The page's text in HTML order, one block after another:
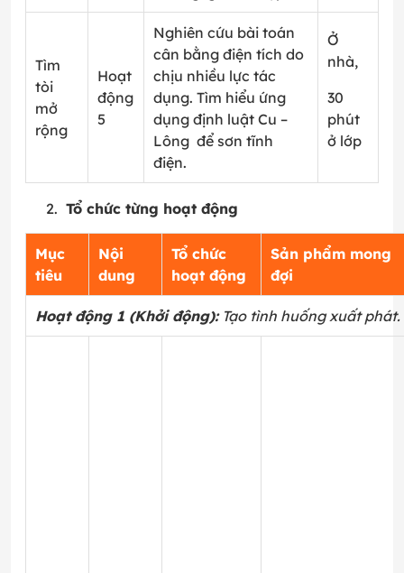
Tìm
tòi
mở
rộng
Hoạt
động
5
Nghiên cứu bài toán
cân bằng điện tích do
chịu nhiều lực tác
dụng. Tìm hiểu ứng
dụng định luật Cu –
Lông để sơn tĩnh
điện.
Ở
nhà,
30
phút
ở lớp
Tổ chức từng hoạt động
Mục
tiêu
Nội
dung
Tổ chức
hoạt động
Sản phẩm mong
đợi
Hoạt động 1 (Khởi động):Tạo tình huống xuất phát.